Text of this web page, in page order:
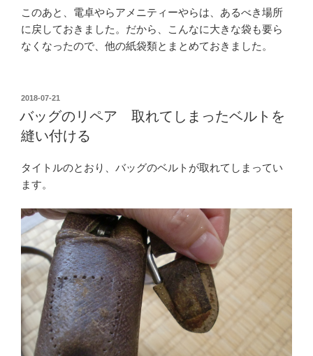
このあと、電卓やらアメニティーやらは、あるべき場所
に戻しておきました。だから、こんなに大きな袋も要ら
なくなったので、他の紙袋類とまとめておきました。
投
日:
2018-07-21
バッグのリペア 取れてしまったベルトを
縫い付ける
タイトルのとおり、バッグのベルトが取れてしまってい
ます。